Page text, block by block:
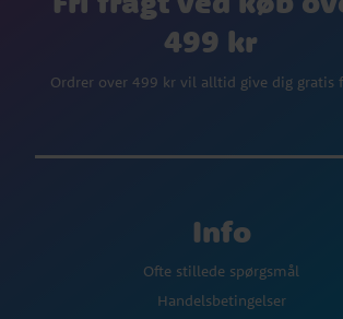
499 kr
Ordrer over 499 kr vil alltid give dig gratis
Info
Ofte stillede spørgsmål
Handelsbetingelser